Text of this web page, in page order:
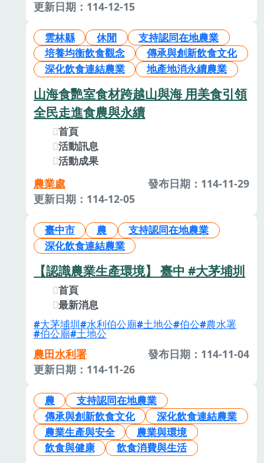
更新日期：114-12-15
雲林縣 休閒
支持認同在地農業
培養均衡飲食觀念
傳承與創新飲食文化
深化飲食連結農業
地產地消永續農業
山海食艷室食材跨越山與海 用美食引領
全民走進食農與永續
首頁
活動訊息
活動成果
農業處
發布日期：114-11-29
更新日期：114-12-05
臺中市 農
支持認同在地農業
深化飲食連結農業
【認識農業生產環境】 臺中 #大茅埔圳
首頁
最新消息
大茅埔圳 水利伯公廟 土地公 伯公 農水署
伯公廟 土地公
農田水利署
發布日期：114-11-04
更新日期：114-11-26
農
支持認同在地農業
傳承與創新飲食文化
深化飲食連結農業
農業生產與安全
農業與環境
飲食與健康
飲食消費與生活